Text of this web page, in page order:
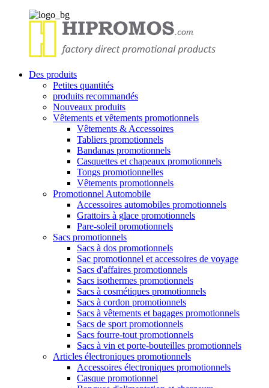
Des produits
Petites quantités
produits recommandés
Nouveaux produits
Vêtements et vêtements promotionnels
Vêtements & Accessoires
Tabliers promotionnels
Bandanas promotionnels
Casquettes et chapeaux promotionnels
Tongs promotionnelles
Vêtements promotionnels
Promotionnel Automobile
Accessoires automobiles promotionnels
Grattoirs à glace promotionnels
Pare-soleil promotionnels
Sacs promotionnels
Sacs à dos promotionnels
Sac promotionnel et accessoires de voyage
Sacs d'affaires promotionnels
Sacs isothermes promotionnels
Sacs à cosmétiques promotionnels
Sacs à cordon promotionnels
Sacs à vêtements et bagages promotionnels
Sacs de sport promotionnels
Sacs fourre-tout promotionnels
Sacs à vin et porte-bouteilles promotionnels
Articles électroniques promotionnels
Accessoires électroniques promotionnels
Casque promotionnel